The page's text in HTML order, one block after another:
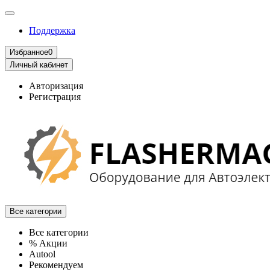
Поддержка
Избранное0
Личный кабинет
Авторизация
Регистрация
Все категории
Все категории
% Акции
Autool
Рекомендуем